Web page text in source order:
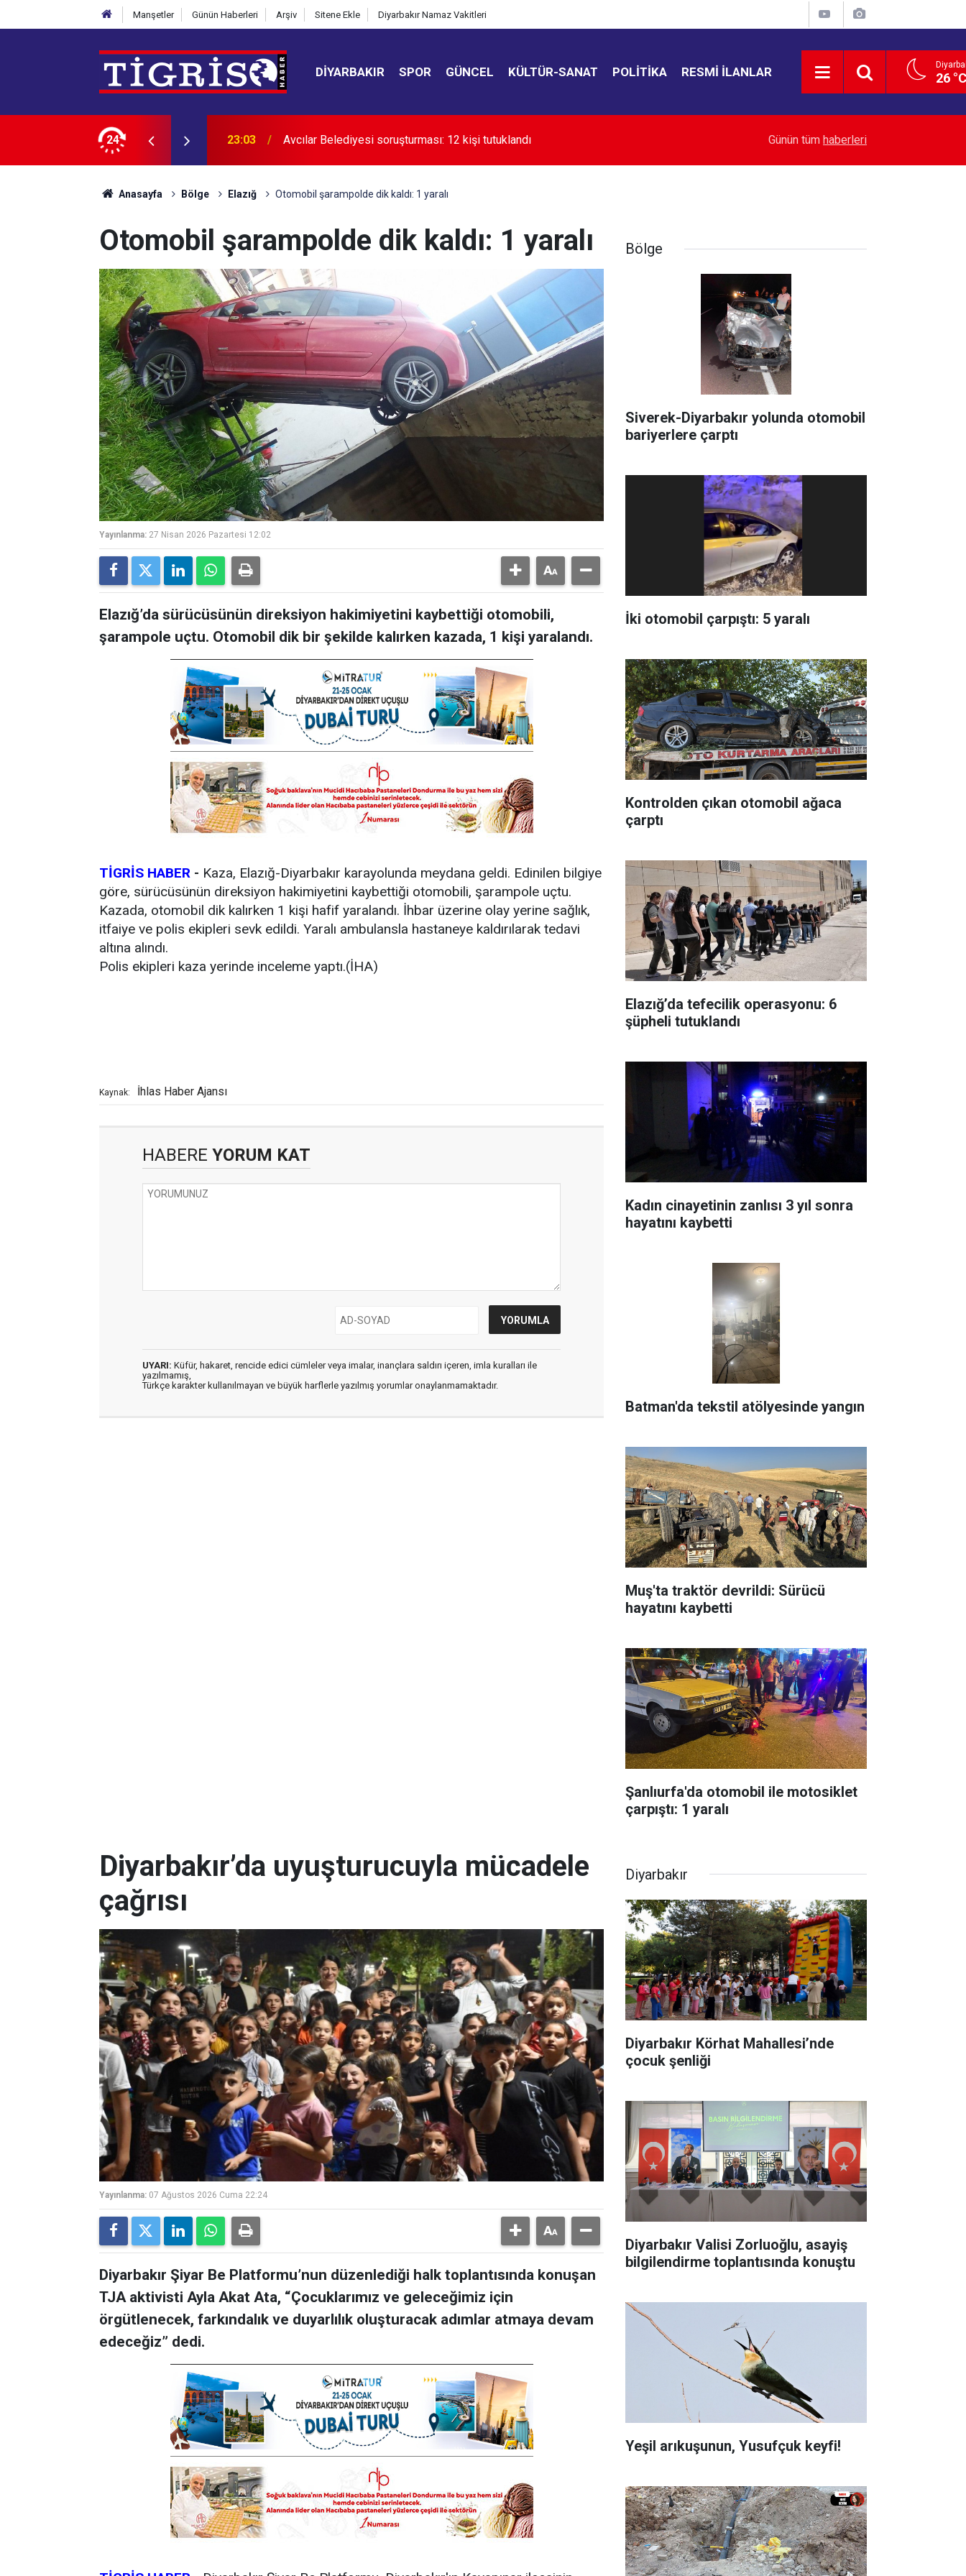
Manşetler Günün Haberleri Arşiv Sitene Ekle Diyarbakır Namaz Vakitleri
DIYARBAKIR SPOR GÜNCEL KÜLTÜR-SANAT POLITIKA RESMI İLANLAR 26
24 22:24 Diyarbakır’da uyuşturucuyla mücadele çağrısı ABD Senatosu Rusya’ya yeni yaptırımlar
Günün tüm haberleri
Anasayfa Bölge Elazığ Otomobil şarampolde dik kaldı: 1 yaralı
Otomobil şarampolde dik kaldı: 1 yaralı
Yayınlanma: 27 Nisan 2026 Pazartesi 12:02
Elazığ’da sürücüsünün direksiyon hakimiyetini kaybettiği otomobili,
şarampole uçtu. Otomobil dik bir şekilde kalırken kazada, 1 kişi yaralandı.
TİGRİS HABER - Kaza, Elazığ-Diyarbakır karayolunda meydana geldi. Edinilen bilgiye
göre, sürücüsünün direksiyon hakimiyetini kaybettiği otomobili, şarampole uçtu.
Kazada, otomobil dik kalırken 1 kişi hafif yaralandı. İhbar üzerine olay yerine sağlık,
itfaiye ve polis ekipleri sevk edildi. Yaralı ambulansla hastaneye kaldırılarak tedavi
altına alındı.
Polis ekipleri kaza yerinde inceleme yaptı.(İHA)
Kaynak: İhlas Haber Ajansı
HABERE YORUM KAT
UYARI: Küfür, hakaret, rencide edici cümleler veya imalar, inançlara saldırı içeren, imla kuralları ile
yazılmamış,
Türkçe karakter kullanılmayan ve büyük harflerle yazılmış yorumlar onaylanmamaktadır.
Bölge
Siverek-Diyarbakır yolunda otomobil
bariyerlere çarptı
İki otomobil çarpıştı: 5 yaralı
Kontrolden çıkan otomobil ağaca
çarptı
Elazığ’da tefecilik operasyonu: 6
şüpheli tutuklandı
Kadın cinayetinin zanlısı 3 yıl sonra
hayatını kaybetti
Batman'da tekstil atölyesinde yangın
Muş'ta traktör devrildi: Sürücü
hayatını kaybetti
Şanlıurfa'da otomobil ile motosiklet
çarpıştı: 1 yaralı
Diyarbakır’da uyuşturucuyla mücadele
çağrısı
Yayınlanma: 07 Ağustos 2026 Cuma 22:24
Diyarbakır Şiyar Be Platformu’nun düzenlediği halk toplantısında konuşan
TJA aktivisti Ayla Akat Ata, “Çocuklarımız ve geleceğimiz için
örgütlenecek, farkındalık ve duyarlılık oluşturacak adımlar atmaya devam
edeceğiz” dedi.
Diyarbakır
Diyarbakır Körhat Mahallesi’nde
çocuk şenliği
Diyarbakır Valisi Zorluoğlu, asayiş
bilgilendirme toplantısında konuştu
Yeşil arıkuşunun, Yusufçuk keyfi!